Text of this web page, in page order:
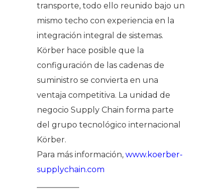
transporte, todo ello reunido bajo un
mismo techo con experiencia en la
integración integral de sistemas.
Körber hace posible que la
configuración de las cadenas de
suministro se convierta en una
ventaja competitiva. La unidad de
negocio Supply Chain forma parte
del grupo tecnológico internacional
Körber.
Para más información, www.koerber-
supplychain.com